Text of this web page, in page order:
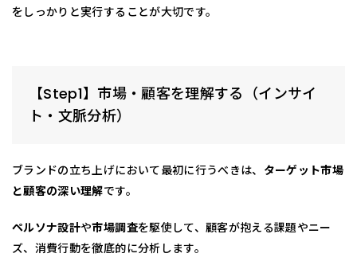
をしっかりと実行することが大切です。
【Step1】市場・顧客を理解する（インサイ
ト・文脈分析）
ブランドの立ち上げにおいて最初に行うべきは、 ターゲット市場
と顧客の深い理解です。
ペルソナ設計や市場調査を駆使して、顧客が抱える課題やニー
ズ、消費行動を徹底的に分析します。